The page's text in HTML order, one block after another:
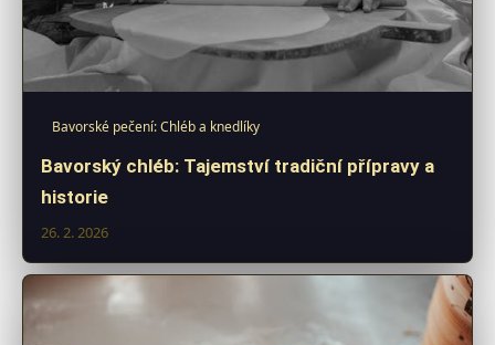
Bavorské pečení: Chléb a knedlíky
Bavorský chléb: Tajemství tradiční přípravy a
historie
26. 2. 2026